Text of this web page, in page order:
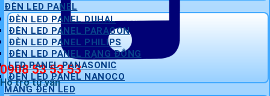
0908 53 53 53
Hỗ trợ tư vấn
ĐÈN LED PANEL
ĐÈN LED PANEL DUHAL
ĐÈN LED PANEL PARAGON
ĐÈN LED PANEL PHILIPS
ĐÈN LED PANEL RẠNG ĐÔNG
LED PANEL PANASONIC
ĐÈN LED PANEL NANOCO
MÁNG ĐÈN LED